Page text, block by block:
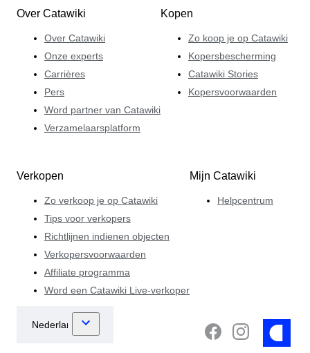
Over Catawiki
Over Catawiki
Onze experts
Carrières
Pers
Word partner van Catawiki
Verzamelaarsplatform
Kopen
Zo koop je op Catawiki
Kopersbescherming
Catawiki Stories
Kopersvoorwaarden
Verkopen
Zo verkoop je op Catawiki
Tips voor verkopers
Richtlijnen indienen objecten
Verkopersvoorwaarden
Affiliate programma
Word een Catawiki Live-verkoper
Mijn Catawiki
Helpcentrum